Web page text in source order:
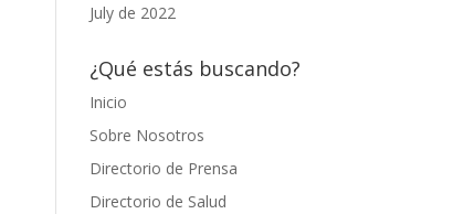
July de 2022
¿Qué estás buscando?
Inicio
Sobre Nosotros
Directorio de Prensa
Directorio de Salud